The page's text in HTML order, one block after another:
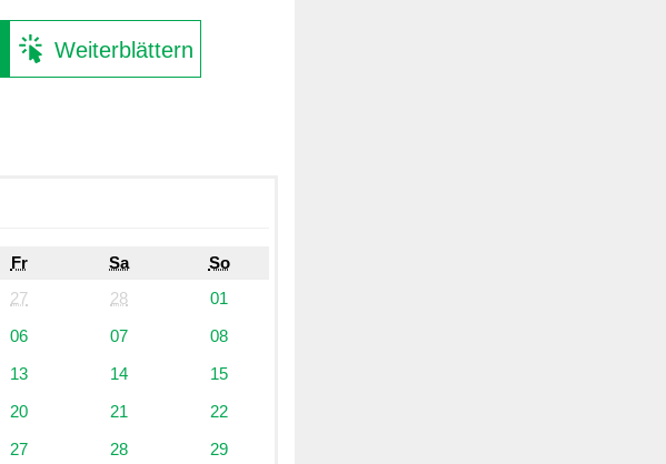
Weiterblättern
Fr Sa
So
27 28
01
06 07
08
13 14
15
20 21
22
27 28
29